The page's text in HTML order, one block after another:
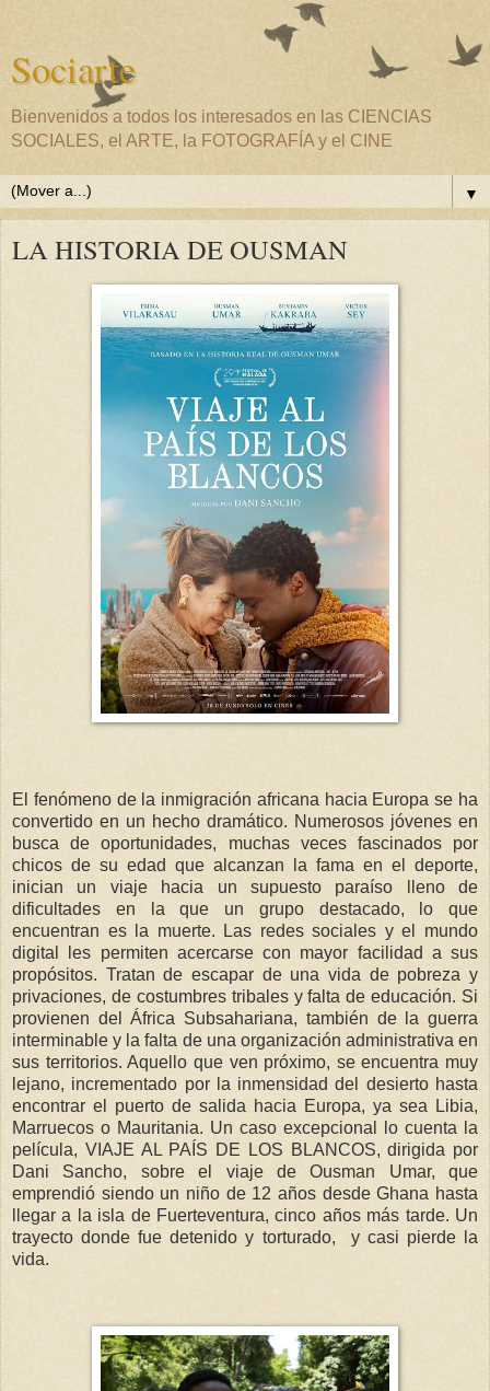
Sociarte
Bienvenidos a todos los interesados en las CIENCIAS
SOCIALES, el ARTE, la FOTOGRAFÍA y el CINE
▼
LA HISTORIA DE OUSMAN
El fenómeno de la inmigración africana hacia Europa se ha
convertido en un hecho dramático. Numerosos jóvenes en
busca de oportunidades, muchas veces fascinados por
chicos de su edad que alcanzan la fama en el deporte,
inician un viaje hacia un supuesto paraíso lleno de
dificultades en la que un grupo destacado, lo que
encuentran es la muerte. Las redes sociales y el mundo
digital les permiten acercarse con mayor facilidad a sus
propósitos. Tratan de escapar de una vida de pobreza y
privaciones, de costumbres tribales y falta de educación. Si
provienen del África Subsahariana, también de la guerra
interminable y la falta de una organización administrativa en
sus territorios. Aquello que ven próximo, se encuentra muy
lejano, incrementado por la inmensidad del desierto hasta
encontrar el puerto de salida hacia Europa, ya sea Libia,
Marruecos o Mauritania. Un caso excepcional lo cuenta la
película, VIAJE AL PAÍS DE LOS BLANCOS, dirigida por
Dani Sancho, sobre el viaje de Ousman Umar, que
emprendió siendo un niño de 12 años desde Ghana hasta
llegar a la isla de Fuerteventura, cinco años más tarde. Un
trayecto donde fue detenido y torturado, y casi pierde la
vida.